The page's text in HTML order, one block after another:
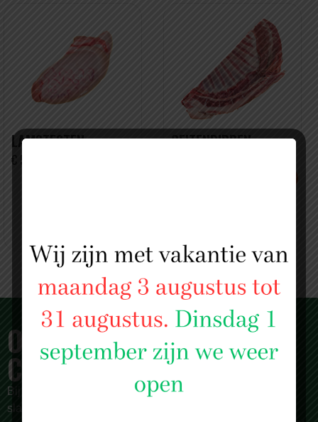
LAMSTESTEN
€ 5,99 PER KILO
GEITENRIBBEN
OVER SLAGERIJ ISLAM
CENTRUM
Bij Slagerij Islam Centrumzijn we meer dan alleen een
slagerij. Al sinds 1987 zijn we een begrip in Rotterdam en